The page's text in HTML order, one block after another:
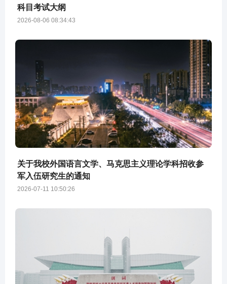
科目考试大纲
2026-08-06 08:34:43
关于我校外国语言文学、马克思主义理论学科招收参
军入伍研究生的通知
2026-07-11 10:50:26